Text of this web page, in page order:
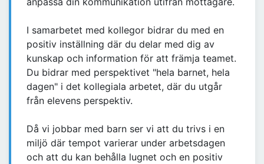
I samarbetet med kollegor bidrar du med en
positiv inställning där du delar med dig av
kunskap och information för att främja teamet.
Du bidrar med perspektivet "hela barnet, hela
dagen" i det kollegiala arbetet, där du utgår
från elevens perspektiv.
Då vi jobbar med barn ser vi att du trivs i en
miljö där tempot varierar under arbetsdagen
och att du kan behålla lugnet och en positiv